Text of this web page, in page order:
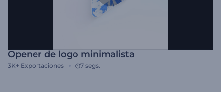
Opener de logo minimalista
3K+ Exportaciones 7 segs.